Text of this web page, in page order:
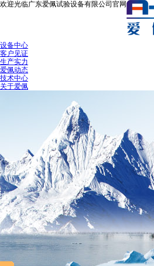
欢迎光临广东爱佩试验设备有限公司官网
设备中心
客户见证
生产实力
爱佩动态
技术中心
关于爱佩